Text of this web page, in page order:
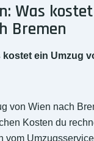
Was
Bremen
kostet ein Umzug
von Wien nach
Kosten du
vom